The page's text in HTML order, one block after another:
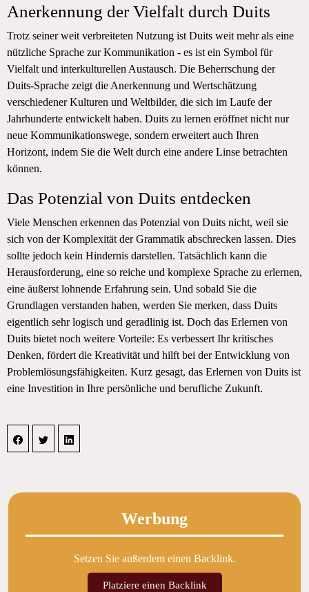
Anerkennung der Vielfalt durch Duits
Trotz seiner weit verbreiteten Nutzung ist Duits weit mehr als eine
nützliche Sprache zur Kommunikation - es ist ein Symbol für
Vielfalt und interkulturellen Austausch. Die Beherrschung der
Duits-Sprache zeigt die Anerkennung und Wertschätzung
verschiedener Kulturen und Weltbilder, die sich im Laufe der
Jahrhunderte entwickelt haben. Duits zu lernen eröffnet nicht nur
neue Kommunikationswege, sondern erweitert auch Ihren
Horizont, indem Sie die Welt durch eine andere Linse betrachten
können.
Das Potenzial von Duits entdecken
Viele Menschen erkennen das Potenzial von Duits nicht, weil sie
sich von der Komplexität der Grammatik abschrecken lassen. Dies
sollte jedoch kein Hindernis darstellen. Tatsächlich kann die
Herausforderung, eine so reiche und komplexe Sprache zu erlernen,
eine äußerst lohnende Erfahrung sein. Und sobald Sie die
Grundlagen verstanden haben, werden Sie merken, dass Duits
eigentlich sehr logisch und geradlinig ist. Doch das Erlernen von
Duits bietet noch weitere Vorteile: Es verbessert Ihr kritisches
Denken, fördert die Kreativität und hilft bei der Entwicklung von
Problemlösungsfähigkeiten. Kurz gesagt, das Erlernen von Duits ist
eine Investition in Ihre persönliche und berufliche Zukunft.
Werbung
Setzen Sie außerdem einen Backlink.
Platziere einen Backlink